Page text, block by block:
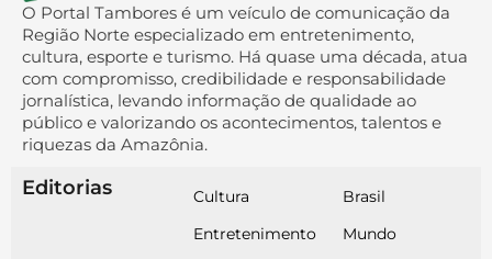
O Portal Tambores é um veículo de comunicação da
Região Norte especializado em entretenimento,
cultura, esporte e turismo. Há quase uma década, atua
com compromisso, credibilidade e responsabilidade
jornalística, levando informação de qualidade ao
público e valorizando os acontecimentos, talentos e
riquezas da Amazônia.
Editorias
Cultura
Entretenimento
Brasil
Mundo